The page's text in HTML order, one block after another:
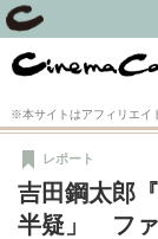
※本サイトはアフィリエイ
吉田鋼太郎
半疑」 ファ
レポート